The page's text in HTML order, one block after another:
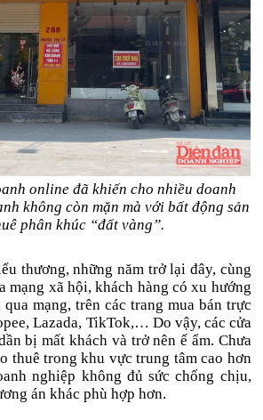
online đã khiến cho nhiều doanh
không còn mặn mà với bất động sản
phân khúc “đất vàng”.
thương, những năm trở lại đây, cùng
mạng xã hội, khách hàng có xu hướng
mạng, trên các trang mua bán trực
Lazada, TikTok,… Do vậy, các cửa
bị mất khách và trở nên ế ẩm. Chưa
thuê trong khu vực trung tâm cao hơn
nghiệp không đủ sức chống chịu,
án khác phù hợp hơn.